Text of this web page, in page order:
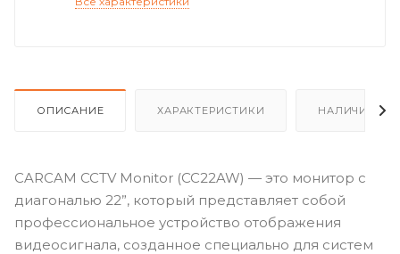
ОПИСАНИЕ ХАРАКТЕРИСТИКИ НАЛИЧИЕ
CARCAM CCTV Monitor (CC22AW) — это монитор с
диагональю 22”, который представляет собой
профессиональное устройство отображения
видеосигнала, созданное специально для систем